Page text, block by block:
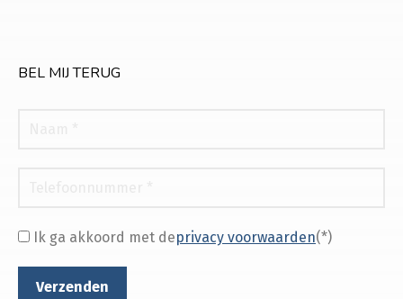
BEL MIJ TERUG
Ik ga akkoord met deprivacy voorwaarden(*)